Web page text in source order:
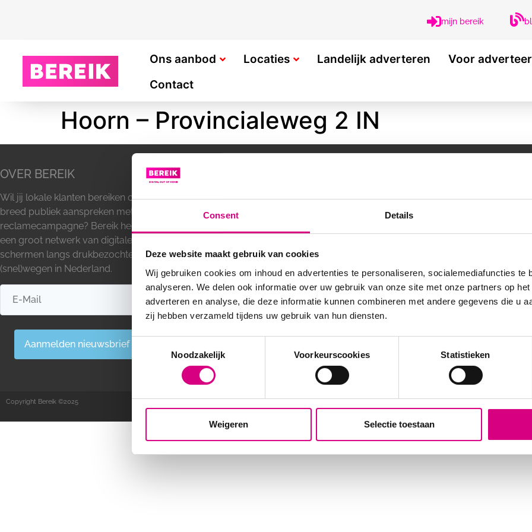
Consent Details
Deze website maakt gebruik van cookies
Wij gebruiken cookies om inhoud en advertenties te personaliseren, socialemediafuncties te
analyseren. We delen ook informatie over uw gebruik van onze site met onze partners op
adverteren en analyse, die deze informatie kunnen combineren met andere gegevens die u
zij hebben verzameld tijdens uw gebruik van hun diensten.
Selection
Noodzakelijk Voorkeurscookies Statistieken
Weigeren Selectie toestaan
mijn bereik
Ons aanbod Locaties Landelijk adverteren Voor
Contact
Hoorn – Provincialeweg 2 IN
OVER BEREIK
Wil jij lokale klanten bereiken of een
breed publiek aanspreken met een
reclamecampagne? Bereik heeft
een groot netwerk van digitale
schermen langs drukbezochte
(snel)wegen in Nederland.
Aanmelden nieuwsbrief
Buitenreclame
Abri
Reclamezuil
Mediamix
Out Of Home reclame
Out Of Home advertising
Snelwegreclame
Alphen aan den Rijn
Breda
Zwijndrecht
Bekijk alle locaties
Copyright Bereik ©2025